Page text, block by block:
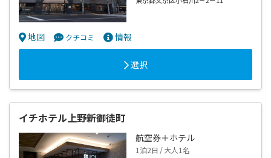
地図 クチコミ 情報
選択
イチホテル上野新御徒町
航空券＋ホテル
1泊2日 / 大人1名